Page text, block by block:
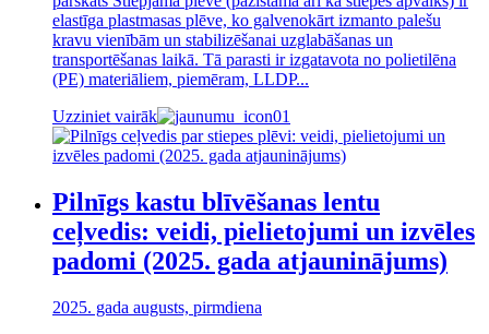
elastīga plastmasas plēve, ko galvenokārt izmanto palešu
kravu vienībām un stabilizēšanai uzglabāšanas un
transportēšanas laikā. Tā parasti ir izgatavota no polietilēna
(PE) materiāliem, piemēram, LLDP...
Uzziniet vairāk
Pilnīgs kastu blīvēšanas lentu
ceļvedis: veidi, pielietojumi un izvēles
padomi (2025. gada atjauninājums)
2025. gada augusts, pirmdiena